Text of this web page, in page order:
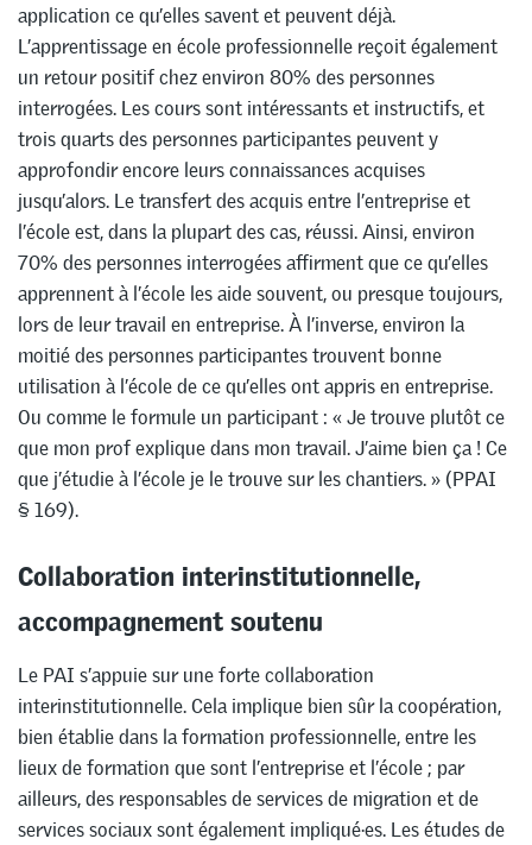
application ce qu’elles savent et peuvent déjà.
L’apprentissage en école professionnelle reçoit également
un retour positif chez environ 80% des personnes
interrogées. Les cours sont intéressants et instructifs, et
trois quarts des personnes participantes peuvent y
approfondir encore leurs connaissances acquises
jusqu’alors. Le transfert des acquis entre l’entreprise et
l’école est, dans la plupart des cas, réussi. Ainsi, environ
70% des personnes interrogées affirment que ce qu’elles
apprennent à l’école les aide souvent, ou presque toujours,
lors de leur travail en entreprise. À l’inverse, environ la
moitié des personnes participantes trouvent bonne
utilisation à l’école de ce qu’elles ont appris en entreprise.
Ou comme le formule un participant : « Je trouve plutôt ce
que mon prof explique dans mon travail. J’aime bien ça ! Ce
que j’étudie à l’école je le trouve sur les chantiers. » (PPAI
§ 169).
Collaboration interinstitutionnelle,
accompagnement soutenu
Le PAI s’appuie sur une forte collaboration
interinstitutionnelle. Cela implique bien sûr la coopération,
bien établie dans la formation professionnelle, entre les
lieux de formation que sont l’entreprise et l’école ; par
ailleurs, des responsables de services de migration et de
services sociaux sont également impliqué·es. Les études de